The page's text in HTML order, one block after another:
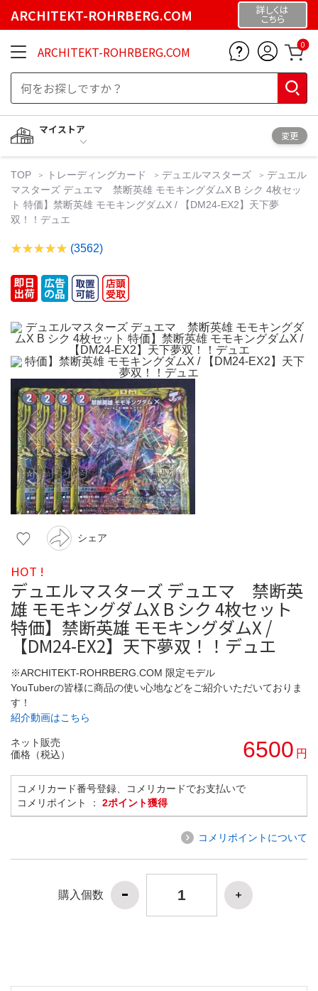
ARCHITEKT-ROHRBERG.COM 詳しくは
こちら
ARCHITEKT-ROHRBERG.COM 0
マイストア
変更
TOP トレーディングカード デュエルマスターズ
デュエル
マスターズ デュエマ 禁断英雄 モモキングダムX B シク 4枚セッ
ト 特価】禁断英雄 モモキングダムX / 【DM24-EX2】天下夢
双！！デュエ
(3562)
シェア
HOT !
デュエルマスターズ デュエマ 禁断英
雄 モモキングダムX B シク 4枚セット
特価】禁断英雄 モモキングダムX /
【DM24-EX2】天下夢双！！デュエ
※ARCHITEKT-ROHRBERG.COM 限定モデル
YouTuberの皆様に商品の使い心地などをご紹介いただいておりま
す！
紹介動画はこちら
ネット販売
価格（税込）
6500 円
コメリカード番号登録、コメリカードでお支払いで
コメリポイント ： 2ポイント獲得
コメリポイントについて
購入個数